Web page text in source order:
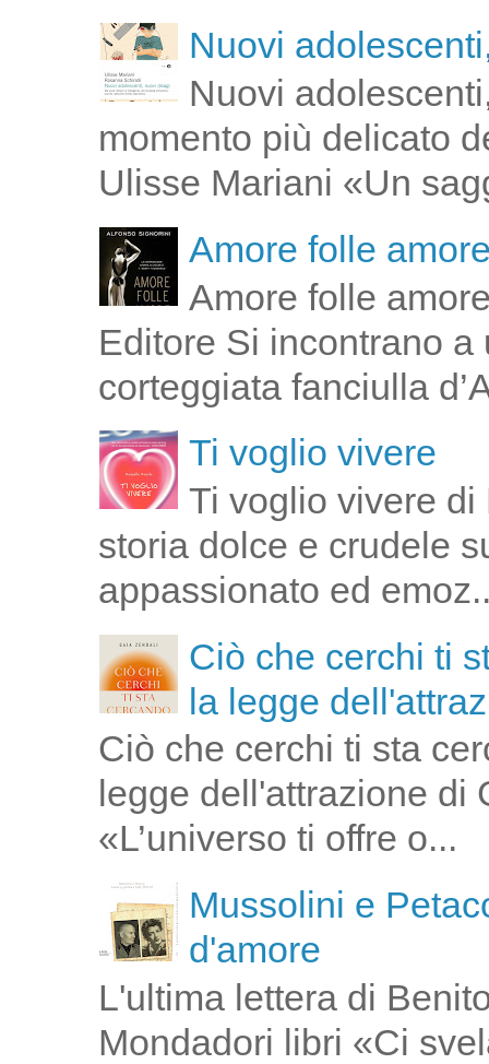
Nuovi
Nuovi
momento più delicato
Ulisse Mariani «Un
Amore folle
Amore folle
Editore Si incontrano
corteggiata fanciulla
Ti voglio vivere
Ti voglio vivere
storia dolce e crudele
appassionato ed
Ciò che cerchi ti
la legge
Ciò che cerchi ti sta
legge dell'attrazione
«L’universo ti offre o...
Mussolini e
d'amore
L'ultima lettera di
Mondadori libri «Ci